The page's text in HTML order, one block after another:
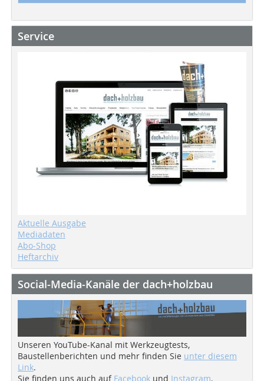
Service
Aktuelle Ausgabe
Mediadaten
Abo-Shop
Heftarchiv
Social-Media-Kanäle der dach+holzbau
Unseren YouTube-Kanal mit Werkzeugtests,
Baustellenberichten und mehr finden Sie unter diesem
Link.
Sie finden uns auch auf Facebook und Instagram.